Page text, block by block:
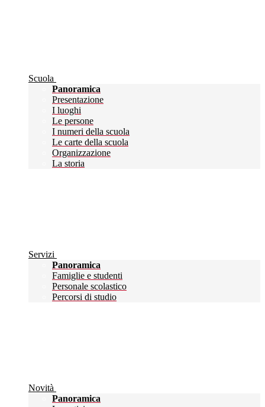
Scuola
Panoramica
Presentazione
I luoghi
Le persone
I numeri della scuola
Le carte della scuola
Organizzazione
La storia
Servizi
Panoramica
Famiglie e studenti
Personale scolastico
Percorsi di studio
Novità
Panoramica